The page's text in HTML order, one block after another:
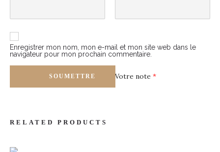
Votre note *
Enregistrer mon nom, mon e-mail et mon site web dans le
navigateur pour mon prochain commentaire.
RELATED PRODUCTS